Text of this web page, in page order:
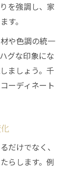
を強調し、家
す。
や色調の統一
グな印象にな
ましょう。千
ーディネート
だけでなく、
らします。例